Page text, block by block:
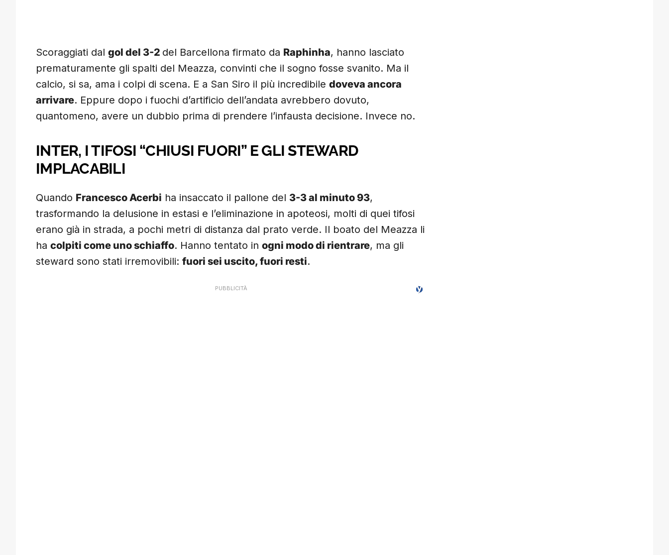
Scoraggiati dal gol del 3-2 del Barcellona firmato da Raphinha, hanno lasciato
prematuramente gli spalti del Meazza, convinti che il sogno fosse svanito. Ma il
calcio, si sa, ama i colpi di scena. E a San Siro il più incredibile doveva ancora
arrivare. Eppure dopo i fuochi d’artificio dell’andata avrebbero dovuto,
quantomeno, avere un dubbio prima di prendere l’infausta decisione. Invece no.
INTER, I TIFOSI “CHIUSI FUORI” E GLI STEWARD
IMPLACABILI
Quando Francesco Acerbi ha insaccato il pallone del 3-3 al minuto 93,
trasformando la delusione in estasi e l’eliminazione in apoteosi, molti di quei tifosi
erano già in strada, a pochi metri di distanza dal prato verde. Il boato del Meazza li
ha colpiti come uno schiaffo. Hanno tentato in ogni modo di rientrare, ma gli
steward sono stati irremovibili: fuori sei uscito, fuori resti.